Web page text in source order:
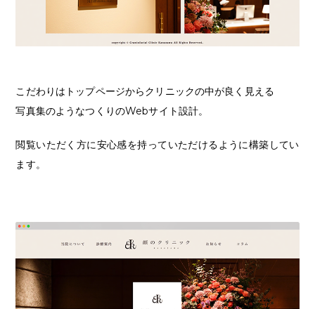
こだわりはトップページからクリニックの中が良く見える
写真集のようなつくりのWebサイト設計。
閲覧いただく方に安心感を持っていただけるように構築してい
ます。